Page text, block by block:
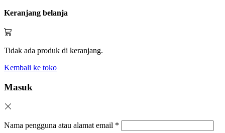
Keranjang belanja
Tidak ada produk di keranjang.
Kembali ke toko
Masuk
Nama pengguna atau alamat email *